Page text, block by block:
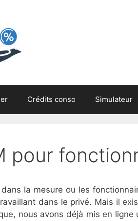
Crédits conso Simulateur
pour
la mesure ou les
dans le privé. Mais il
nous avons déjà mis en ligne